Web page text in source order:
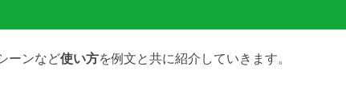
ーンなど使い方を例文と共に紹介していきます。